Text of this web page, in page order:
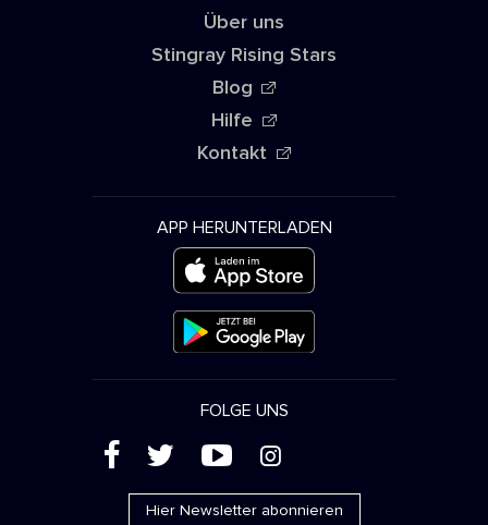
Über uns
Stingray Rising Stars
Blog
Hilfe
Kontakt
APP HERUNTERLADEN
FOLGE UNS
( ' + &
Hier Newsletter abonnieren